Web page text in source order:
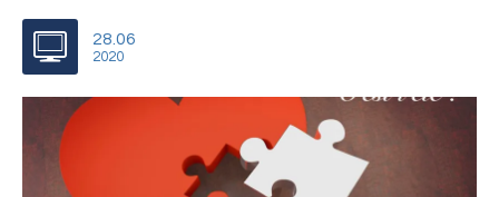
28.06
2020